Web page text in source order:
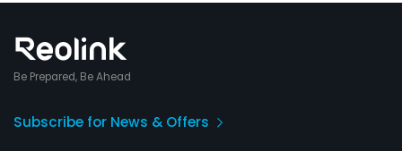
Be Prepared, Be Ahead
Subscribe for News & Offers